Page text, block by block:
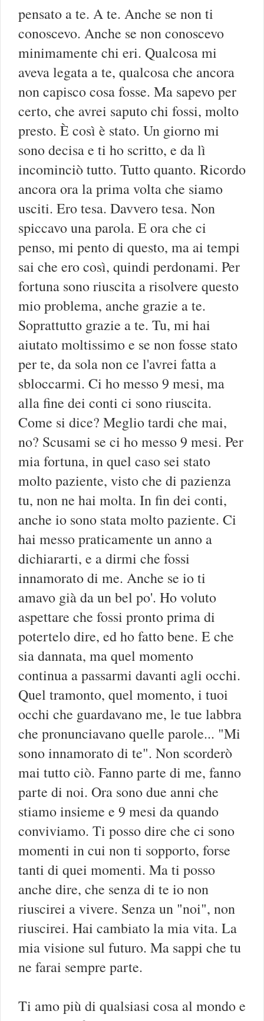
pensato a te. A te. Anche se non ti
conoscevo. Anche se non conoscevo
minimamente chi eri. Qualcosa mi
aveva legata a te, qualcosa che ancora
non capisco cosa fosse. Ma sapevo per
certo, che avrei saputo chi fossi, molto
presto. È così è stato. Un giorno mi
sono decisa e ti ho scritto, e da lì
incominciò tutto. Tutto quanto. Ricordo
ancora ora la prima volta che siamo
usciti. Ero tesa. Davvero tesa. Non
spiccavo una parola. E ora che ci
penso, mi pento di questo, ma ai tempi
sai che ero così, quindi perdonami. Per
fortuna sono riuscita a risolvere questo
mio problema, anche grazie a te.
Soprattutto grazie a te. Tu, mi hai
aiutato moltissimo e se non fosse stato
per te, da sola non ce l'avrei fatta a
sbloccarmi. Ci ho messo 9 mesi, ma
alla fine dei conti ci sono riuscita.
Come si dice? Meglio tardi che mai,
no? Scusami se ci ho messo 9 mesi. Per
mia fortuna, in quel caso sei stato
molto paziente, visto che di pazienza
tu, non ne hai molta. In fin dei conti,
anche io sono stata molto paziente. Ci
hai messo praticamente un anno a
dichiararti, e a dirmi che fossi
innamorato di me. Anche se io ti
amavo già da un bel po'. Ho voluto
aspettare che fossi pronto prima di
potertelo dire, ed ho fatto bene. E che
sia dannata, ma quel momento
continua a passarmi davanti agli occhi.
Quel tramonto, quel momento, i tuoi
occhi che guardavano me, le tue labbra
che pronunciavano quelle parole... "Mi
sono innamorato di te". Non scorderò
mai tutto ciò. Fanno parte di me, fanno
parte di noi. Ora sono due anni che
stiamo insieme e 9 mesi da quando
conviviamo. Ti posso dire che ci sono
momenti in cui non ti sopporto, forse
tanti di quei momenti. Ma ti posso
anche dire, che senza di te io non
riuscirei a vivere. Senza un "noi", non
riuscirei. Hai cambiato la mia vita. La
mia visione sul futuro. Ma sappi che tu
ne farai sempre parte.
Ti amo più di qualsiasi cosa al mondo e